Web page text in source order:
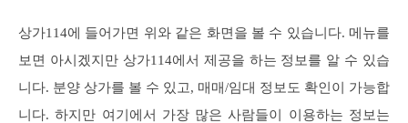
상가114에 들어가면 위와 같은 화면을 볼 수 있습니다. 메뉴를
보면 아시겠지만 상가114에서 제공을 하는 정보를 알 수 있습
니다. 분양 상가를 볼 수 있고, 매매/임대 정보도 확인이 가능합
니다. 하지만 여기에서 가장 많은 사람들이 이용하는 정보는